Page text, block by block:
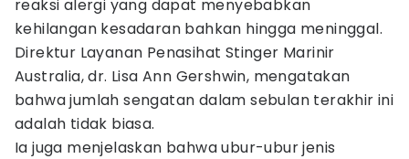
reaksi alergi yang dapat menyebabkan
kehilangan kesadaran bahkan hingga meninggal.
Direktur Layanan Penasihat Stinger Marinir
Australia, dr. Lisa Ann Gershwin, mengatakan
bahwa jumlah sengatan dalam sebulan terakhir ini
adalah tidak biasa.
Ia juga menjelaskan bahwa ubur-ubur jenis